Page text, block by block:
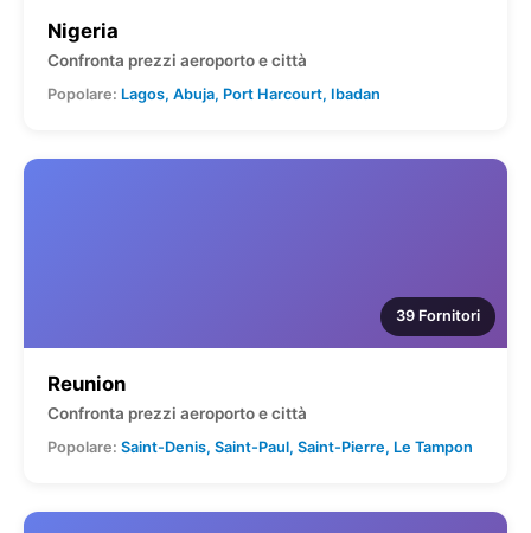
Nigeria
Confronta prezzi aeroporto e città
Popolare: Lagos, Abuja, Port Harcourt, Ibadan
39 Fornitori
Reunion
Confronta prezzi aeroporto e città
Popolare: Saint-Denis, Saint-Paul, Saint-Pierre, Le Tampon